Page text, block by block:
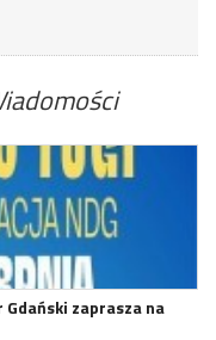
zaprasza na